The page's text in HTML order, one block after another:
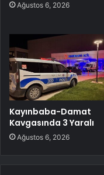
Ağustos 6, 2026
Kayınbaba-Damat
Kavgasında 3 Yaralı
Ağustos 6, 2026